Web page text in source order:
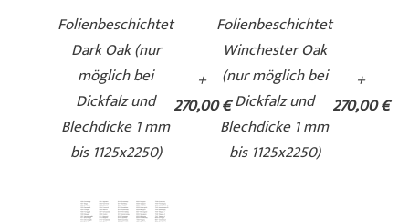
Folienbeschichtet
Dark Oak (nur
möglich bei
Dickfalz und
Blechdicke 1 mm
bis 1125x2250)
+
270,00 €
Folienbeschichtet
Winchester Oak
(nur möglich bei
Dickfalz und
Blechdicke 1 mm
bis 1125x2250)
+
270,00 €